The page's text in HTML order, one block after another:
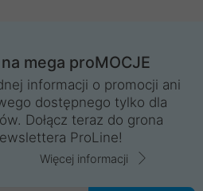
mega proMOCJE
informacji o promocji ani
dostępnego tylko dla
Dołącz teraz do grona
ProLine!
Więcej informacji